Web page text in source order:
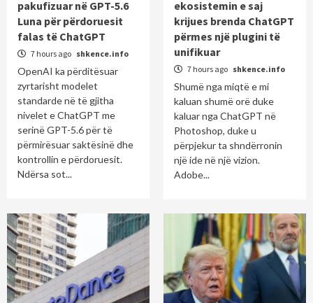
pakufizuar në GPT-5.6
Luna për përdoruesit
falas të ChatGPT
7 hours ago shkence.info
OpenAI ka përditësuar
zyrtarisht modelet
standarde në të gjitha
nivelet e ChatGPT me
serinë GPT-5.6 për të
përmirësuar saktësinë dhe
kontrollin e përdoruesit.
Ndërsa sot...
ekosistemin e saj
krijues brenda ChatGPT
përmes një plugini të
unifikuar
7 hours ago shkence.info
Shumë nga miqtë e mi
kaluan shumë orë duke
kaluar nga ChatGPT në
Photoshop, duke u
përpjekur ta shndërronin
një ide në një vizion.
Adobe...